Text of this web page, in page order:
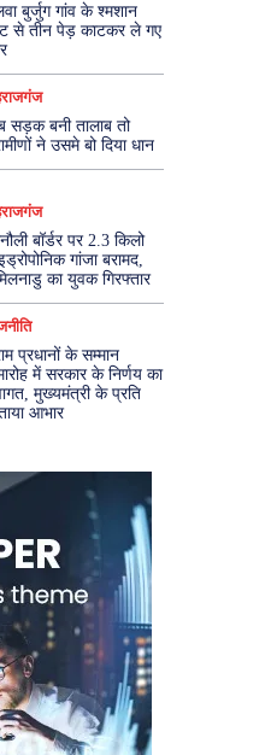
बुर्जुग गांव के श्मशान
से तीन पेड़ काटकर ले गए
सड़क बनी तालाब तो
ने उसमे बो दिया धान
बॉर्डर पर 2.3 किलो
गांजा बरामद,
का युवक गिरफ्तार
प्रधानों के सम्मान
में सरकार के निर्णय का
मुख्यमंत्री के प्रति
आभार